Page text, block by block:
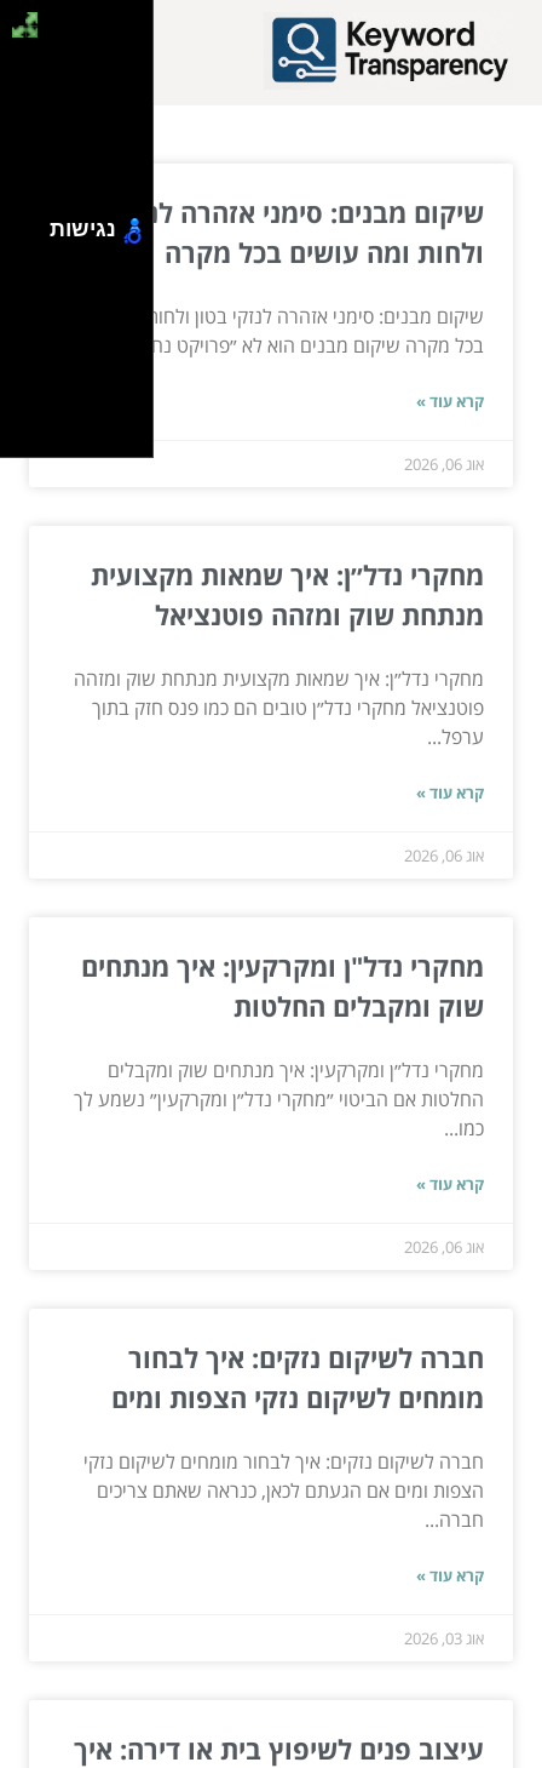
שיקום מבנים: סימני אזהרה לנזקי בטון
ולחות ומה עושים בכל מקרה
שיקום מבנים: סימני אזהרה לנזקי בטון ולחות ומה עושים
בכל מקרה שיקום מבנים הוא לא ״פרויקט נחמד ליום...
קרא עוד »
אוג 06, 2026
מחקרי נדל״ן: איך שמאות מקצועית
מנתחת שוק ומזהה פוטנציאל
מחקרי נדל״ן: איך שמאות מקצועית מנתחת שוק ומזהה
פוטנציאל מחקרי נדל״ן טובים הם כמו פנס חזק בתוך
ערפל...
קרא עוד »
אוג 06, 2026
מחקרי נדל"ן ומקרקעין: איך מנתחים
שוק ומקבלים החלטות
מחקרי נדל״ן ומקרקעין: איך מנתחים שוק ומקבלים
החלטות אם הביטוי ״מחקרי נדל״ן ומקרקעין״ נשמע לך
כמו...
קרא עוד »
אוג 06, 2026
חברה לשיקום נזקים: איך לבחור
מומחים לשיקום נזקי הצפות ומים
חברה לשיקום נזקים: איך לבחור מומחים לשיקום נזקי
הצפות ומים אם הגעתם לכאן, כנראה שאתם צריכים
חברה...
קרא עוד »
אוג 03, 2026
עיצוב פנים לשיפוץ בית או דירה: איך
נגישות